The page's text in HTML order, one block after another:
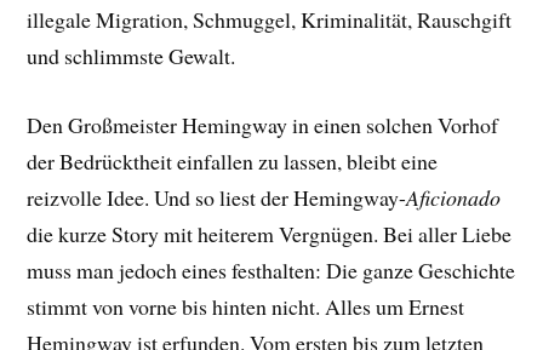
illegale Migration, Schmuggel, Kriminalität, Rauschgift
und schlimmste Gewalt.
Den Großmeister Hemingway in einen solchen Vorhof
der Bedrücktheit einfallen zu lassen, bleibt eine
reizvolle Idee. Und so liest der Hemingway-Aficionado
die kurze Story mit heiterem Vergnügen. Bei aller Liebe
muss man jedoch eines festhalten: Die ganze Geschichte
stimmt von vorne bis hinten nicht. Alles um Ernest
Hemingway ist erfunden. Vom ersten bis zum letzten